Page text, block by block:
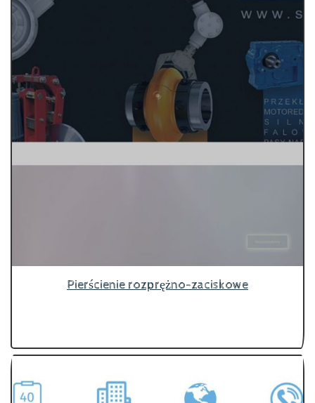
Pierścienie rozprężno-zaciskowe